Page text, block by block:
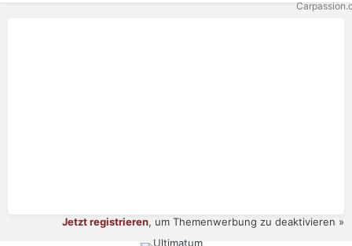
Jetzt registrieren, um Themenwerbung zu deaktivieren »